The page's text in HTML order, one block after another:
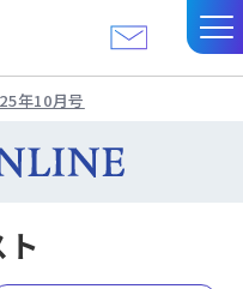
年10月号